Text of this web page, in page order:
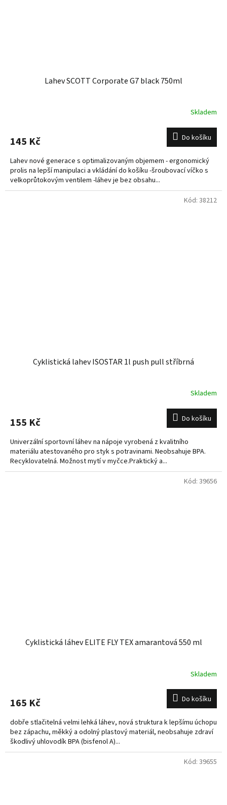
Lahev SCOTT Corporate G7 black 750ml
Skladem
145 Kč Do košíku
Lahev nové generace s optimalizovaným objemem - ergonomický
prolis na lepší manipulaci a vkládání do košíku -šroubovací víčko s
velkoprůtokovým ventilem -láhev je bez obsahu...
Cyklistická lahev ISOSTAR 1l push pull stříbrná
Skladem
155 Kč Do košíku
Univerzální sportovní láhev na nápoje vyrobená z kvalitního
materiálu atestovaného pro styk s potravinami. Neobsahuje BPA.
Recyklovatelná. Možnost mytí v myčce.Praktický a...
Kód: 38212
Cyklistická láhev ELITE FLY TEX amarantová 550 ml
Skladem
165 Kč Do košíku
dobře stlačitelná velmi lehká láhev, nová struktura k lepšímu úchopu
bez zápachu, měkký a odolný plastový materiál, neobsahuje zdraví
škodlivý uhlovodík BPA (bisfenol A)...
Kód: 39656
Kód: 39655